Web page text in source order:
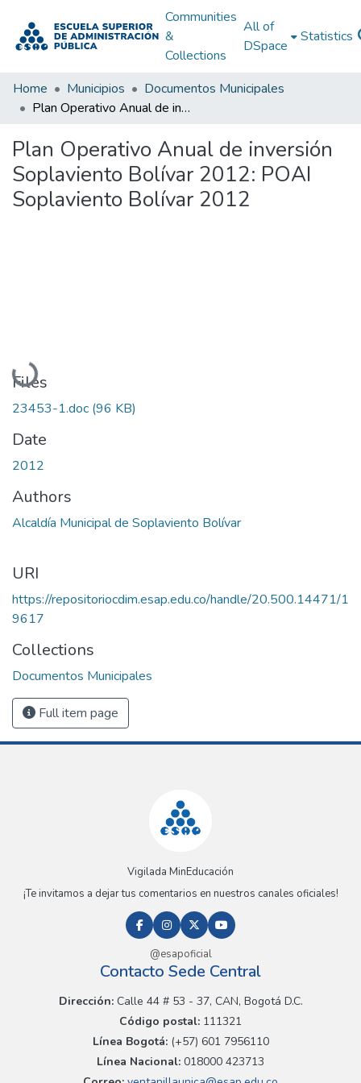
Communities
&
Collections
All of
DSpace
Statistics
Home Municipios
Documentos Municipales
Plan Operativo Anual de inversión Soplaviento Bolívar 2012: POAI Soplaviento Bolívar 2012
Plan Operativo Anual de inversión
Soplaviento Bolívar 2012: POAI
Soplaviento Bolívar 2012
Loading...
Files
23453-1.doc (96 KB)
Date
2012
Authors
Alcaldía Municipal de Soplaviento Bolívar
URI
https://repositoriocdim.esap.edu.co/handle/20.500.14471/1
9617
Collections
Documentos Municipales
Full item page
Vigilada MinEducación
¡Te invitamos a dejar tus comentarios en nuestros canales oficiales!
@esapoficial
Contacto Sede Central
Dirección:Calle 44 # 53 - 37, CAN, Bogotá D.C.
Código postal: 111321
Línea Bogotá:(+57) 601 7956110
Línea Nacional: 018000 423713